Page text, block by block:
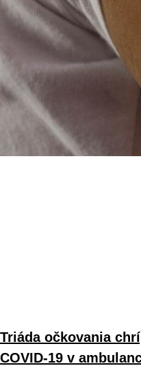
Triáda očkovania
COVID-19 v